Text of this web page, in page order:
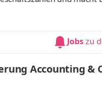
starten – direkt
Unternehmen in
absolvierst ein
Study Guides und
Jobszu
Accounting